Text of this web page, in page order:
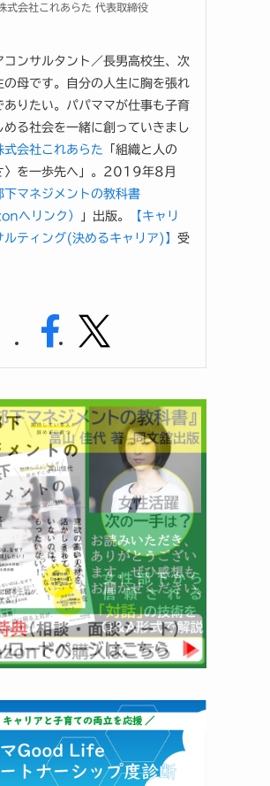
式会社これあらた 代表取締役
コンサルタント／長男高校生、次
の母です。自分の人生に胸を張れ
ありたい。パパママが仕事も子育
める社会を一緒に創っていきまし
式会社これあらた 「組織と人の
〉を一歩先へ」。2019年8月
下マネジメントの教科書
へリンク）
」出版。
【キャリ
ルティング(決めるキャリア)】 受